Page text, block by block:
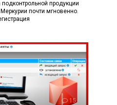
подконтрольной продукции
почти мгновенно.
15